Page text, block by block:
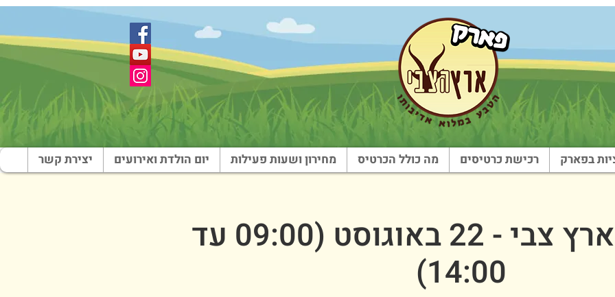
בפארק רכישת כרטיסים מה כולל הכרטיס מחירון ושעות פעילות יום הולדת ואירועים יצירת קשר
אוגוסט בארץ צבי - 22 באוגוסט (09:00 עד
14:00)